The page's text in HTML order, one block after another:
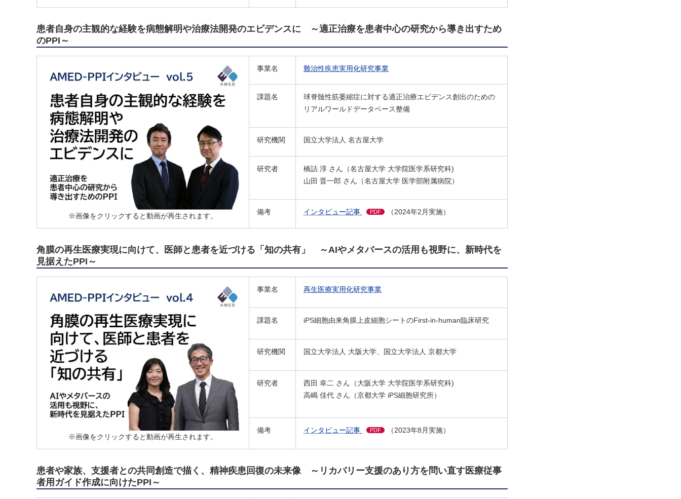
患者自身の主観的な経験を病態解明や治療法開発のエビデンスに ～適正治療を患者中心の研究から導き出すため
のPPI～
※画像をクリックすると動画が再生されます。
事業名 難治性疾患実用化研究事業
課題名
球脊髄性筋萎縮症に対する適正治療エビデンス創出のための
リアルワールドデータベース整備
研究機関 国立大学法人 名古屋大学
研究者
橋詰 淳 さん（名古屋大学 大学院医学系研究科)
山田 晋一郎 さん（名古屋大学 医学部附属病院）
備考 インタビュー記事 PDF （2024年2月実施）
角膜の再生医療実現に向けて、医師と患者を近づける「知の共有」 ～AIやメタバースの活用も視野に、新時代を
見据えたPPI～
※画像をクリックすると動画が再生されます。
事業名 再生医療実用化研究事業
課題名 iPS細胞由来角膜上皮細胞シートのFirst-in-human臨床研究
研究機関 国立大学法人 大阪大学、国立大学法人 京都大学
研究者
西田 幸二 さん（大阪大学 大学院医学系研究科)
高嶋 佳代 さん（京都大学 iPS細胞研究所）
備考 インタビュー記事 PDF （2023年8月実施）
患者や家族、支援者との共同創造で描く、精神疾患回復の未来像 ～リカバリー支援のあり方を問い直す医療従事
者用ガイド作成に向けたPPI～